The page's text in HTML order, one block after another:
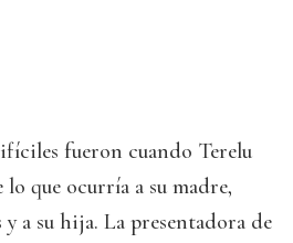
fueron cuando Terelu
que ocurría a su madre,
y a su hija. La presentadora de